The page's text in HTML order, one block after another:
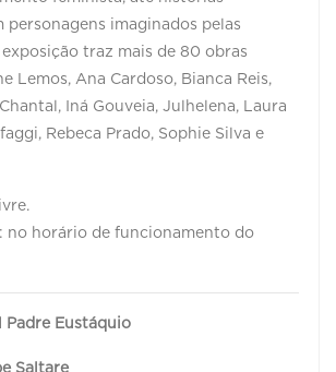
personagens imaginados pelas
traz mais de 80 obras
Lemos, Ana Cardoso, Bianca Reis,
Iná Gouveia, Julhelena, Laura
Rebeca Prado, Sophie Silva e
no horário de funcionamento do
Eustáquio
Saltare